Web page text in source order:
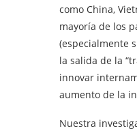
como China,
mayoría de los
(especialmente
la salida de la
innovar
aumento de la
Nuestra